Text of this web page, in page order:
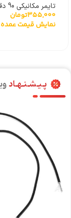
تایمر مکانیکی 90 دقیقه
355,000تومان
نمایش قیمت عمده
پـیـشـنـهـاد